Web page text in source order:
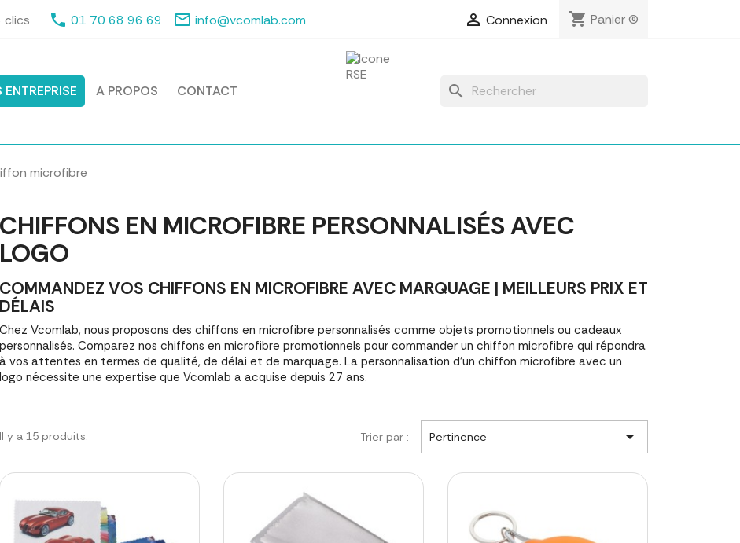
clics phone 01 70 68 96 69 mail_outline info@vcomlab.com  Connexion shopping_cart Panier(0)
A PROPOS CONTACT search
microfibre
CHIFFONS EN MICROFIBRE PERSONNALISÉS AVEC
LOGO
COMMANDEZ VOS CHIFFONS EN MICROFIBRE AVEC MARQUAGE | MEILLEURS PRIX ET
DÉLAIS
Chez Vcomlab, nous proposons des chiffons en microfibre personnalisés comme objets promotionnels ou cadeaux
personnalisés. Comparez nos chiffons en microfibre promotionnels pour commander un chiffon microfibre qui répondra
à vos attentes en termes de qualité, de délai et de marquage. La personnalisation d'un chiffon microfibre avec un
logo nécessite une expertise que Vcomlab a acquise depuis 27 ans.
Il y a 15 produits. Trier par : Pertinence 